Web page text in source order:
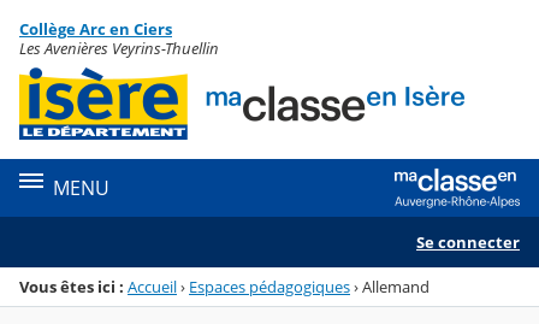
Menu de la rubrique
Contenu
Collège Arc en Ciers
Les Avenières Veyrins-Thuellin
MENU
Se connecter
Vous êtes ici : Accueil› Espaces pédagogiques›Allemand